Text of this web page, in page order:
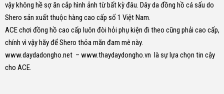
vậy không hề sợ ăn cắp hình ảnh từ bất kỳ đâu. Dây da đồng hồ cá sấu do
Shero sản xuất thuộc hàng cao cấp số 1 Việt Nam.
ACE chơi đồng hồ cao cấp luôn đòi hỏi phụ kiện đi theo cũng phải cao cấp,
chính vì vậy hãy để Shero thỏa mãn đam mê này.
www.daydadongho.net – www.thaydaydongho.vn là sự lựa chọn tin cậy
cho ACE.